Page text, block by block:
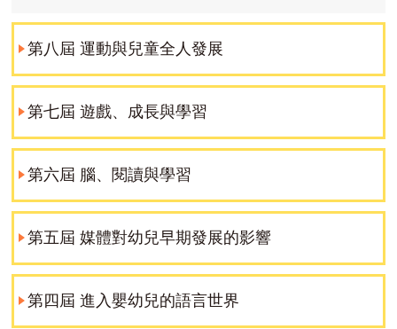
第八屆 運動與兒童全人發展
第七屆 遊戲、成長與學習
第六屆 腦、閱讀與學習
第五屆 媒體對幼兒早期發展的影響
第四屆 進入嬰幼兒的語言世界